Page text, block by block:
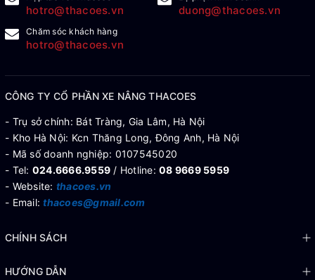
hotro@thacoes.vn duong@thacoes.vn
Chăm sóc khách hàng
hotro@thacoes.vn
CÔNG TY CỔ PHẦN XE NÂNG THACOES
- Trụ sở chính: Bát Tràng, Gia Lâm, Hà Nội
- Kho Hà Nội: Kcn Thăng Long, Đông Anh, Hà Nội
- Mã số doanh nghiệp: 0107545020
- Tel: 024.6666.9559 / Hotline: 08 9669 5959
- Website: thacoes.vn
- Email:thacoes@gmail.com
CHÍNH SÁCH
HƯỚNG DẪN